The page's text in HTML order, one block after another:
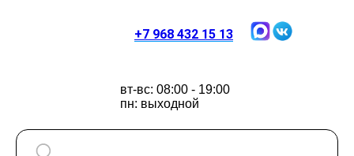
+7 968 432 15 13
вт-вс: 08:00 - 19:00
пн: выходной